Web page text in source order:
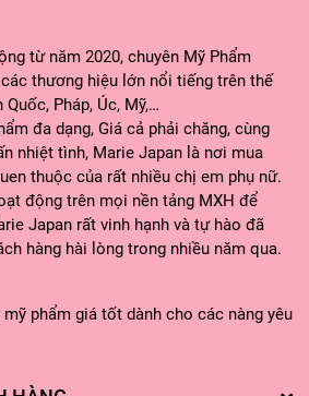
từ năm 2020, chuyên Mỹ Phẩm
thương hiệu lớn nổi tiếng trên thế
Pháp, Úc, Mỹ,…
đa dạng, Giá cả phải chăng, cùng
nhiệt tình, Marie Japan là nơi mua
thuộc của rất nhiều chị em phụ nữ.
động trên mọi nền tảng MXH để
Japan rất vinh hạnh và tự hào đã
hàng hài lòng trong nhiều năm qua.
phẩm giá tốt dành cho các nàng yêu